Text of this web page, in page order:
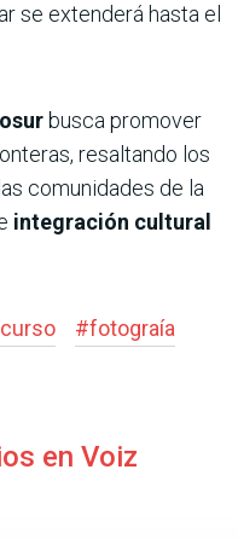
se extenderá hasta el
busca promover
resaltando los
comunidades de la
integración cultural
#fotograía
en Voiz